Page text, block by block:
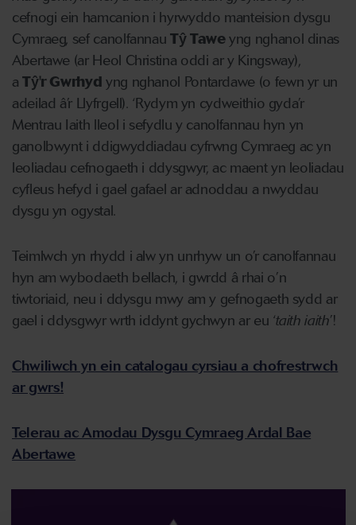
cefnogi ein hamcanion i hyrwyddo manteision dysgu
Cymraeg, sef canolfannau Tŷ Taweyng nghanol dinas
Abertawe (ar Heol Christina oddi ar y Kingsway),
aTŷ'r Gwrhyd yng nghanol Pontardawe (o fewn yr un
adeilad â’r Llyfrgell). ‘Rydym yn cydweithio gyda’r
Mentrau Iaith lleol i sefydlu y canolfannau hyn yn
ganolbwynt i ddigwyddiadau cyfrwng Cymraeg ac yn
leoliadau cefnogaeth i ddysgwyr, ac maent yn leoliadau
cyfleus hefyd i gael gafael ar adnoddau a nwyddau
dysgu yn ogystal.
Teimlwch yn rhydd i alw yn unrhyw un o’r canolfannau
hyn am wybodaeth bellach, i gwrdd â rhai o’n
tiwtoriaid, neu i ddysgu mwy am y gefnogaeth sydd ar
gael i ddysgwyr wrth iddynt gychwyn ar eu ‘taith iaith’!
Chwiliwch yn ein catalogau cyrsiau a chofrestrwch
ar gwrs!
Telerau ac Amodau Dysgu Cymraeg Ardal Bae
Abertawe